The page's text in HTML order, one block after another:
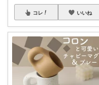
コレ いいね